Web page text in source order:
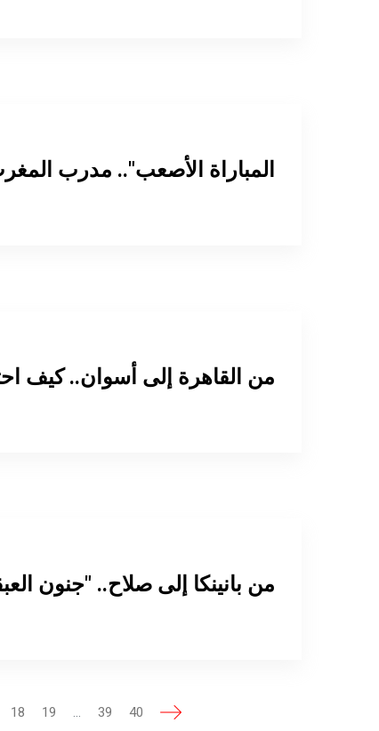
"المباراة الأصعب".. مدرب
من القاهرة إلى أسوان.. كيف
من بانينكا إلى صلاح.. "جنون
18 19 ... 39 40